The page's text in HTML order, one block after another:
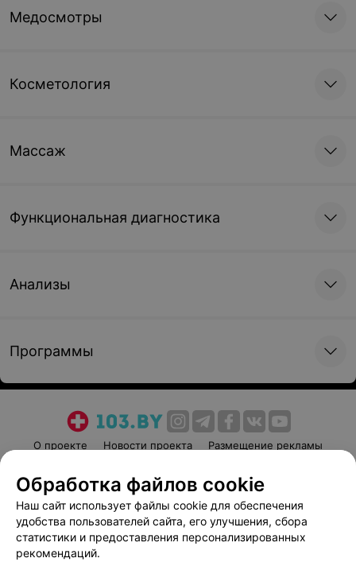
Медосмотры
Косметология
Массаж
Функциональная диагностика
Анализы
Программы
О проекте Новости проекта
Размещение рекламы
Пользовательское соглашение
Способы оплаты
Вакансии
Партнеры
Написать руководителю 103.by
Обработка файлов cookie
Наш сайт использует файлы cookie для обеспечения
удобства пользователей сайта, его улучшения, сбора
статистики и предоставления персонализированных
рекомендаций.